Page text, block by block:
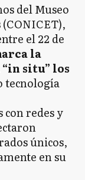
del Museo
el 22 de
la
situ” los
tecnología
redes y
únicos,
en su